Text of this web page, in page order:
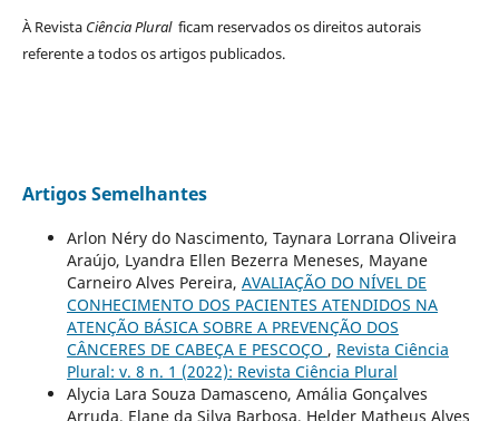
À Revista Ciência Plural ficam reservados os direitos autorais
referente a todos os artigos publicados.
Artigos Semelhantes
Arlon Néry do Nascimento, Taynara Lorrana Oliveira
Araújo, Lyandra Ellen Bezerra Meneses, Mayane
Carneiro Alves Pereira, AVALIAÇÃO DO NÍVEL DE
CONHECIMENTO DOS PACIENTES ATENDIDOS NA
ATENÇÃO BÁSICA SOBRE A PREVENÇÃO DOS
CÂNCERES DE CABEÇA E PESCOÇO , Revista Ciência
Plural: v. 8 n. 1 (2022): Revista Ciência Plural
Alycia Lara Souza Damasceno, Amália Gonçalves
Arruda, Elane da Silva Barbosa, Helder Matheus Alves